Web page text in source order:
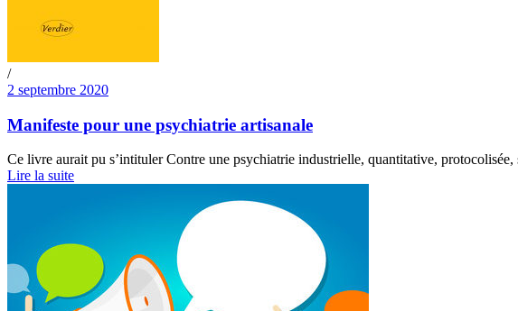
/
2 septembre 2020
Manifeste pour une psychiatrie artisanale
Ce livre aurait pu s’intituler Contre une psychiatrie industrielle, quantitative,
Lire la suite